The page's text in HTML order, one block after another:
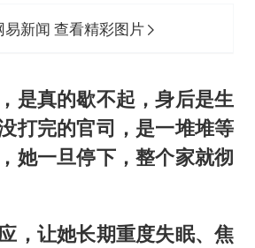
易新闻 查看精彩图片
是真的歇不起，身后是生
打完的官司，是一堆堆等
她一旦停下，整个家就彻
，让她长期重度失眠、焦